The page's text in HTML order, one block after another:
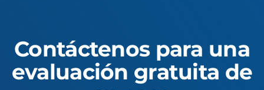
Contáctenos para una
evaluación gratuita de